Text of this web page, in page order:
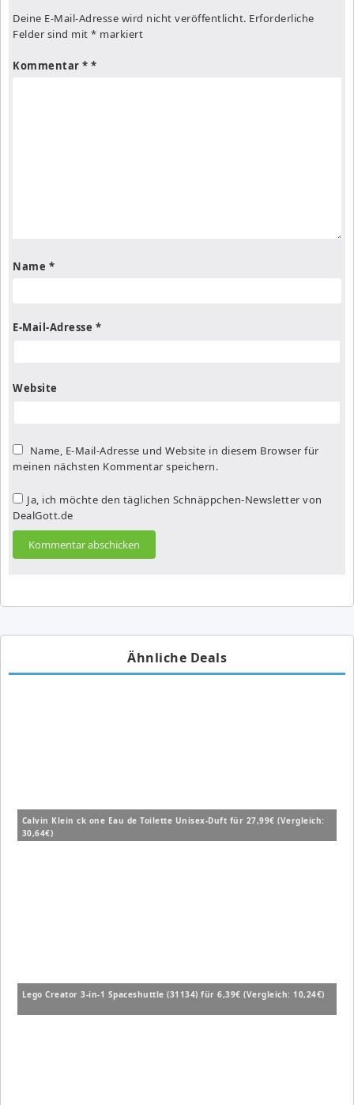
Deine E-Mail-Adresse wird nicht veröffentlicht. Erforderliche
Felder sind mit * markiert
Kommentar *
Name *
E-Mail-Adresse *
Website
Name, E-Mail-Adresse und Website in diesem Browser für
meinen nächsten Kommentar speichern.
Ja, ich möchte den täglichen Schnäppchen-Newsletter von
DealGott.de
Ähnliche Deals
Calvin Klein ck one Eau de Toilette Unisex-Duft für 27,99€ (Vergleich:
30,64€)
Lego Creator 3-in-1 Spaceshuttle (31134) für 6,39€ (Vergleich: 10,24€)